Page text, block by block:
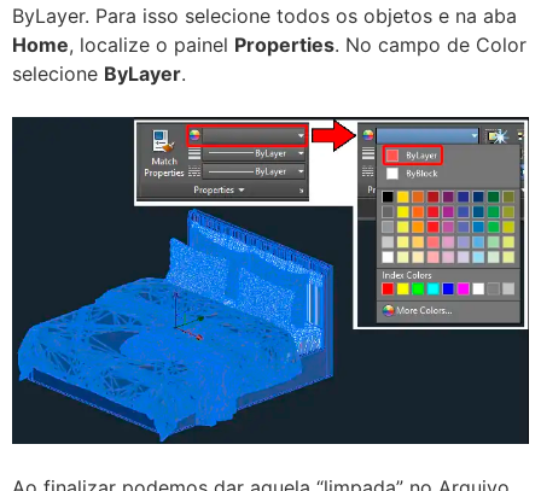
ByLayer. Para isso selecione todos os objetos e na aba
Home, localize o painel Properties. No campo de Color
selecione ByLayer.